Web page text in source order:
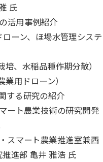
氏
活用事例紹介
ーン、ほ場水管理システ
培、水稲品種作期分散）
業用ドローン）
する研究の紹介
ート農業技術の研究開発
スマート農業推進室兼西
進部 亀井 雅浩 氏